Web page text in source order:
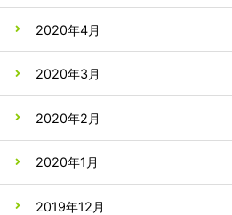
2020年4月
2020年3月
2020年2月
2020年1月
2019年12月